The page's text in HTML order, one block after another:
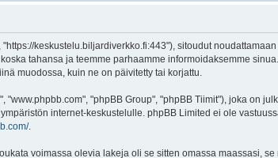
keskustelu.biljardiverkko.fi:443"), sitoudut
tahansa ja teemme parhaamme informoidaksemme
muodossa, kuin ne on päivitetty tai korjattu.
"phpBB Group", "phpBB Tiimit"), joka on
internet-keskustelulle. phpBB Limited ei ole
.
voimassa olevia lakeja oli se sitten omassa maassasi,